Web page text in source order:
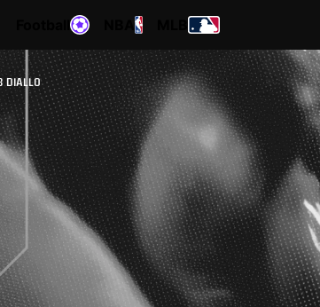
DIALLO